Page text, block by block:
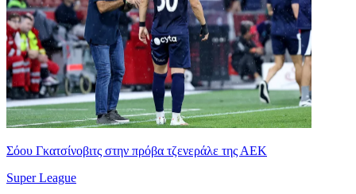
Σόου Γκατσίνοβιτς στην πρόβα τζενεράλε της ΑΕΚ
Super League